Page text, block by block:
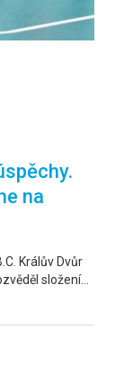
na
Králův Dvůr
složení…